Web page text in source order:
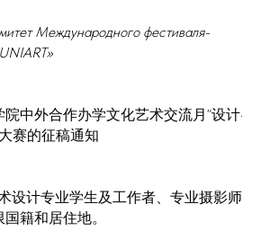
Международного фестиваля-
中外合作办学文化艺术交流月“设计·
赛的征稿通知
设计专业学生及工作者、专业摄影师
籍和居住地。